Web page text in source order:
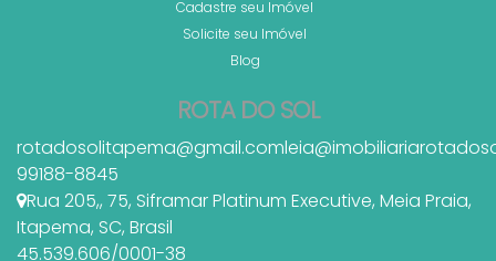
Cadastre seu Imóvel
Solicite seu Imóvel
Blog
ROTA DO SOL
rotadosolitapema@gmail.com
99188-8845
Rua 205,, 75, Siframar Platinum Executive, Meia Praia,
Itapema, SC, Brasil
45.539.606/0001-38